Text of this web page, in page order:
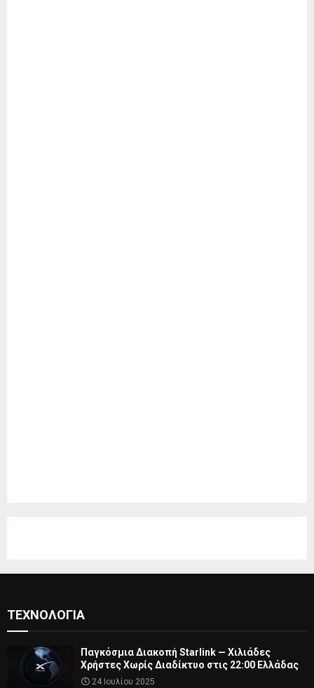
ΤΕΧΝΟΛΟΓΊΑ
Παγκόσμια Διακοπή Starlink — Χιλιάδες
Χρήστες Χωρίς Διαδίκτυο στις 22:00 Ελλάδας
24 Ιουλίου 2025